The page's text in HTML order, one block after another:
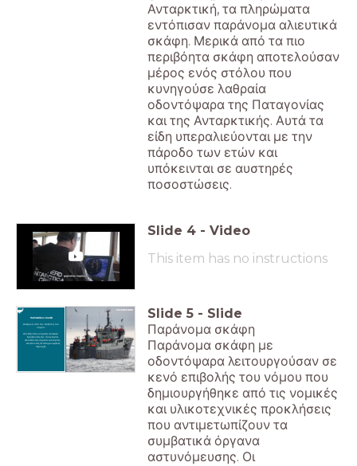
Ανταρκτική, τα πληρώματα
εντόπισαν παράνομα αλιευτικά
σκάφη. Μερικά από τα πιο
περιβόητα σκάφη αποτελούσαν
μέρος ενός στόλου που
κυνηγούσε λαθραία
οδοντόψαρα της Παταγονίας
και της Ανταρκτικής. Αυτά τα
είδη υπεραλιεύονται με την
πάροδο των ετών και
υπόκεινται σε αυστηρές
ποσοστώσεις.
Slide 4 - Video
This item has no instructions
ΠΑΡΑΝΟΜΑ ΣΚΑΦΗ
Διαφυγή από την επιβολή του
νόμου:
Αλλάζοντας ονόματα σκαφών.
Κρύβοντας την ιδιοκτησία.
Αλλάζοντας σημαία ευκαιρίας.
Αλιεύοντας σε απομονωμένες
περιοχές.
Slide 5 - Slide
Παράνομα σκάφη
Παράνομα σκάφη με
οδοντόψαρα λειτουργούσαν σε
κενό επιβολής του νόμου που
δημιουργήθηκε από τις νομικές
και υλικοτεχνικές προκλήσεις
που αντιμετωπίζουν τα
συμβατικά όργανα
αστυνόμευσης. Οι